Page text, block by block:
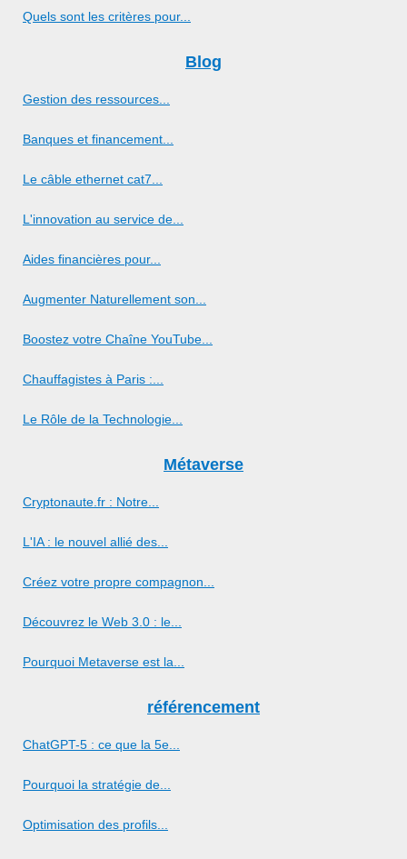
Quels sont les critères pour...
Blog
Gestion des ressources...
Banques et financement...
Le câble ethernet cat7...
L'innovation au service de...
Aides financières pour...
Augmenter Naturellement son...
Boostez votre Chaîne YouTube...
Chauffagistes à Paris :...
Le Rôle de la Technologie...
Métaverse
Cryptonaute.fr : Notre...
L'IA : le nouvel allié des...
Créez votre propre compagnon...
Découvrez le Web 3.0 : le...
Pourquoi Metaverse est la...
référencement
ChatGPT-5 : ce que la 5e...
Pourquoi la stratégie de...
Optimisation des profils...